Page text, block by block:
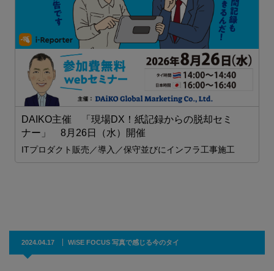
DAIKO主催 「現場DX！紙記録からの脱却セミ
ナー」 8月26日（水）開催
ITプロダクト販売／導入／保守並びにインフラ工事施工
2024.04.17 WiSE FOCUS 写真で感じる今のタイ